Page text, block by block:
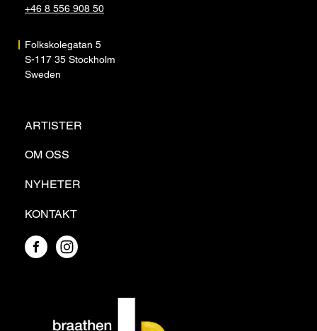
ARTISTER
OM OSS
NYHETER
KONTAKT
+46 8 556 908 50
Folkskolegatan 5
S-117 35 Stockholm
Sweden